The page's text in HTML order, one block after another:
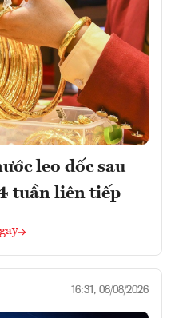
leo dốc sau
tuần liên tiếp
16:31, 08/08/2026